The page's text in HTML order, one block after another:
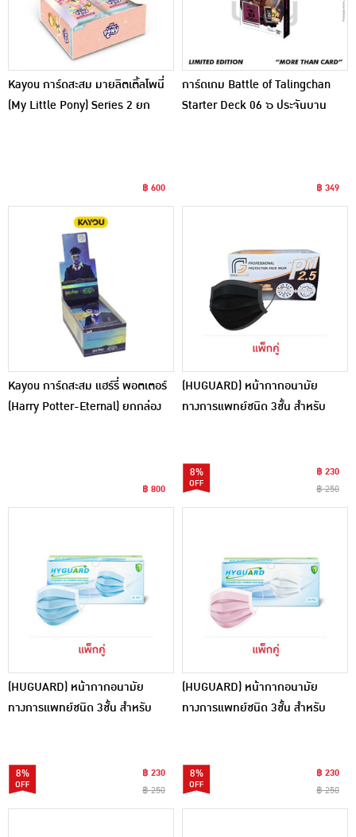
Kayou การ์ดสะสม มายลิตเติ้ลโพนี่
(My Little Pony) Series 2 ยก
฿ 600
การ์ดเกม Battle of Talingchan
Starter Deck 06 ๖ ประจันบาน
฿ 349
Kayou การ์ดสะสม แฮร์รี่ พอตเตอร์
(Harry Potter-Eternal) ยกกล่อง
฿ 800
(HUGUARD) หน้ากากอนามัย
ทางการแพทย์ชนิด 3ชั้น สําหรับ
8%
฿ 230
฿ 250
(HUGUARD) หน้ากากอนามัย
ทางการแพทย์ชนิด 3ชั้น สําหรับ
8%
฿ 230
฿ 250
(HUGUARD) หน้ากากอนามัย
ทางการแพทย์ชนิด 3ชั้น สําหรับ
8%
฿ 230
฿ 250